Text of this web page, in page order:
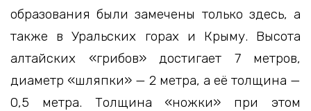
образования были замечены только здесь, а
также в Уральских горах и Крыму. Высота
алтайских «грибов» достигает 7 метров,
диаметр «шляпки» — 2 метра, а её толщина —
0,5 метра. Толщина «ножки» при этом